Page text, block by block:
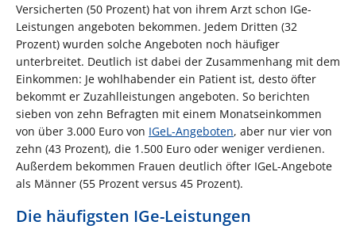
Versicherten (50 Prozent) hat von ihrem Arzt schon IGe-
Leistungen angeboten bekommen. Jedem Dritten (32
Prozent) wurden solche Angeboten noch häufiger
unterbreitet. Deutlich ist dabei der Zusammenhang mit dem
Einkommen: Je wohlhabender ein Patient ist, desto öfter
bekommt er Zuzahlleistungen angeboten. So berichten
sieben von zehn Befragten mit einem Monatseinkommen
von über 3.000 Euro von IGeL-Angeboten, aber nur vier von
zehn (43 Prozent), die 1.500 Euro oder weniger verdienen.
Außerdem bekommen Frauen deutlich öfter IGeL-Angebote
als Männer (55 Prozent versus 45 Prozent).
Die häufigsten IGe-Leistungen